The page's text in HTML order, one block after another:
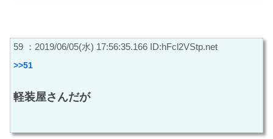
59 ：2019/06/05(水) 17:56:35.166 ID:hFcl2VStp.net
>>51
軽装屋さんだが